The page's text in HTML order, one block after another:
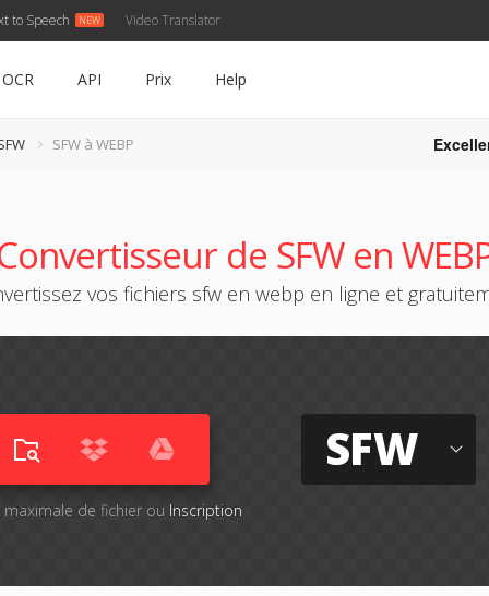
to Speech Video Translator
OCR API Prix Help
SFW à WEBP
de SFW en
vos fichiers sfw en webp en ligne et
de fichier ou Inscription
SFW